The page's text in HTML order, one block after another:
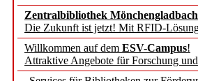
Zentralbibliothek
Die Zukunft ist jetzt! Mit RFID-
Willkommen auf dem ESV-Campus!
Attraktive Angebote für Forschung
besser zu
„Leitbegriffe